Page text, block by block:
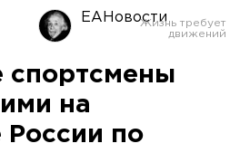
ЕАНовости
спортсмены
на
России по